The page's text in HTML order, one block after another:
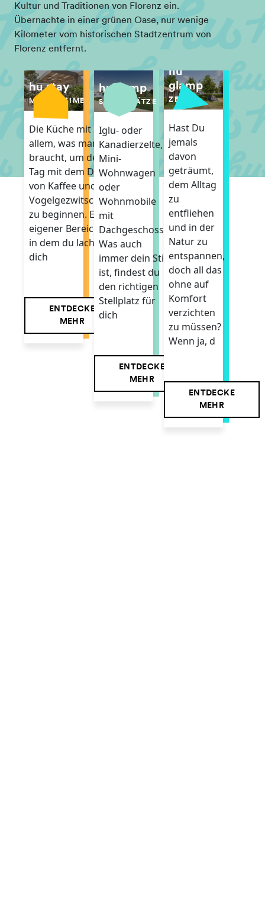
Kultur und Traditionen von Florenz ein.
Übernachte in einer grünen Oase, nur wenige
Kilometer vom historischen Stadtzentrum von
Florenz entfernt.
hu stay
MOBILHEIME
Die Küche mit
allem, was man
braucht, um den
Tag mit dem Duft
von Kaffee und
Vogelgezwitscher
zu beginnen. Ein
eigener Bereich,
in dem du lachen,
dich
ENTDECKE
MEHR
hu camp
STELLPLÄTZE
Iglu- oder
Kanadierzelte,
Mini-
Wohnwagen
oder
Wohnmobile
mit
Dachgeschoss.
Was auch
immer dein Stil
ist, findest du
den richtigen
Stellplatz für
dich
ENTDECKE
MEHR
hu
glamp
ZELTE
Hast Du
jemals
davon
geträumt,
dem Alltag
zu
entfliehen
und in der
Natur zu
entspannen,
doch all das
ohne auf
Komfort
verzichten
zu müssen?
Wenn ja, d
ENTDECKE
MEHR